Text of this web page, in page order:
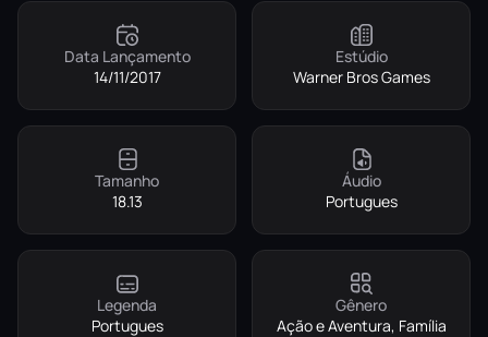
Data Lançamento
14/11/2017
Estúdio
Warner Bros Games
Tamanho
18.13
Áudio
Portugues
Legenda
Portugues
Gênero
Ação e Aventura, Família